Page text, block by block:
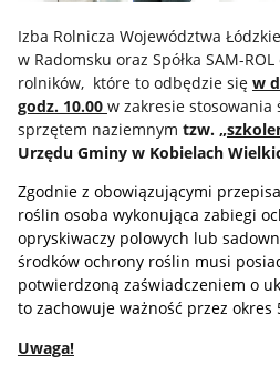
Izba Rolnicza Województwa
w Radomsku oraz Spółka SAM-
rolników, które to odbędzie się w
godz. 10.00 w zakresie
sprzętem naziemnym tzw. „
Urzędu Gminy w Kobielach
Zgodnie z obowiązującymi
roślin osoba wykonująca zabiegi
opryskiwaczy polowych lub
środków ochrony roślin musi
potwierdzoną zaświadczeniem o
to zachowuje ważność przez
Uwaga!